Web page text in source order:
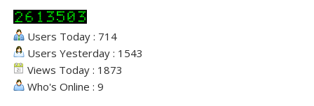
Users Today : 714
Users Yesterday : 1543
Views Today : 1873
Who's Online : 9